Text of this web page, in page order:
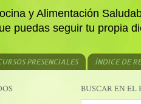
y Alimentación
puedas seguir tu propia
PRESENCIALES ÍNDICE DE
BUSCAR EN EL